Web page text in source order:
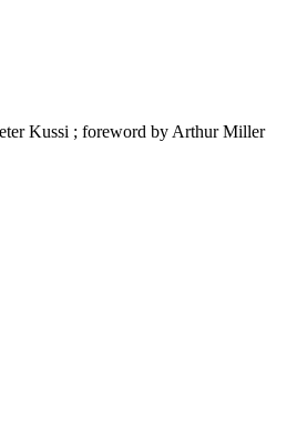
Kussi ; foreword by Arthur Miller